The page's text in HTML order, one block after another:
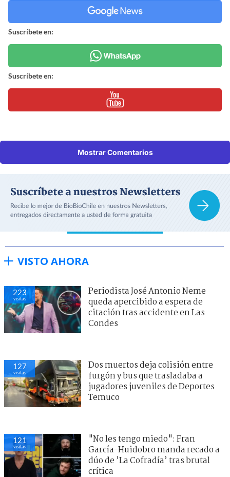
Suscríbete en:
Suscríbete en:
Mostrar Comentarios
VISTO AHORA
223
visitas
Periodista José Antonio Neme
queda apercibido a espera de
citación tras accidente en Las
Condes
127
visitas
Dos muertos deja colisión entre
furgón y bus que trasladaba a
jugadores juveniles de Deportes
Temuco
121
visitas
"No les tengo miedo": Fran
García-Huidobro manda recado a
dúo de ’La Cofradía’ tras brutal
crítica